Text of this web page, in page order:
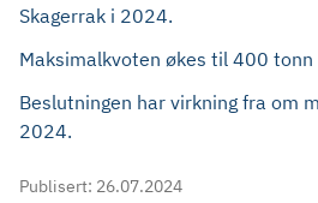
Skagerrak i 2024.
Maksimalkvoten økes til 400
Beslutningen har virkning fra om
2024.
Publisert: 26.07.2024